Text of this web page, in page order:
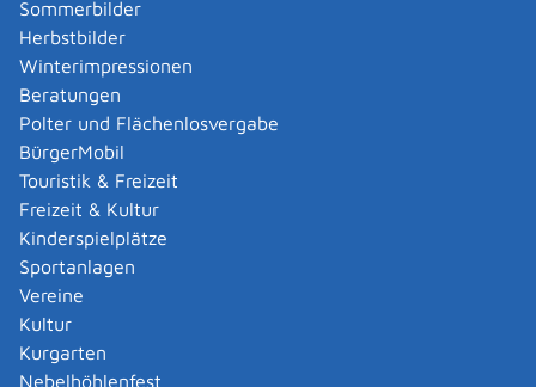
Sommerbilder
Herbstbilder
Winterimpressionen
Beratungen
Polter und Flächenlosvergabe
BürgerMobil
Touristik & Freizeit
Freizeit & Kultur
Kinderspielplätze
Sportanlagen
Vereine
Kultur
Kurgarten
Nebelhöhlenfest
Altenpfleger, Arbeitserzieher, Haus- und
Familienpfleger, Heilerziehungsassistent,
Heilpädagoge, Jugend- und Heimerzieher,
Sozialarbeiter, Sozialpädagoge mit ausländischer
Berufsausbildung – Erlaubnis zur Führung der
Berufsbezeichnung beantragen
Altersrente - Rente bei vorzeitigem Eintritt in den
Ruhestand beantragen
Altersrente für besonders langjährig Versicherte
beantragen
Altersrente für schwerbehinderte Menschen
beantragen
Amtliche Meldebestätigung ausstellen